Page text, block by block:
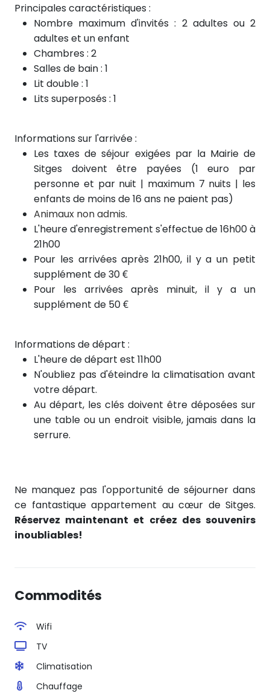
Principales caractéristiques :
Nombre maximum d'invités : 2 adultes ou 2
adultes et un enfant
Chambres : 2
Salles de bain : 1
Lit double : 1
Lits superposés : 1
Informations sur l'arrivée :
Les taxes de séjour exigées par la Mairie de
Sitges doivent être payées (1 euro par
personne et par nuit | maximum 7 nuits | les
enfants de moins de 16 ans ne paient pas)
Animaux non admis.
L'heure d'enregistrement s'effectue de 16h00 à
21h00
Pour les arrivées après 21h00, il y a un petit
supplément de 30 €
Pour les arrivées
après
minuit, il y a un
supplément de 50 €
Informations de départ :
L'heure de départ est 11h00
N'oubliez pas d'éteindre la climatisation avant
votre départ.
Au départ, les clés doivent être déposées sur
une table ou un endroit visible, jamais dans la
serrure.
Ne manquez pas l'opportunité de séjourner dans
ce fantastique appartement au cœur de Sitges.
Réservez maintenant et créez des souvenirs
inoubliables!
Commodités
Wifi
TV
Climatisation
Chauffage